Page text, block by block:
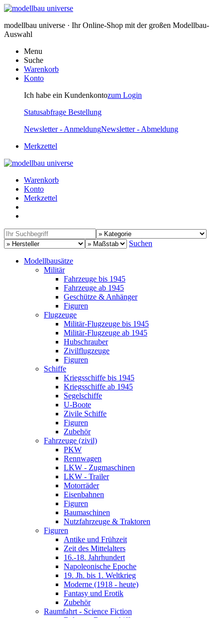
modellbau universe · Ihr Online-Shop mit der großen Modellbau-
Auswahl
Menu
Suche
Warenkorb
Konto
Ich habe ein Kundenkontozum Login
Statusabfrage Bestellung
Newsletter - AnmeldungNewsletter - Abmeldung
Merkzettel
Warenkorb
Konto
Merkzettel
Suchen
Modellbausätze
Militär
Fahrzeuge bis 1945
Fahrzeuge ab 1945
Geschütze & Anhänger
Figuren
Flugzeuge
Militär-Flugzeuge bis 1945
Militär-Flugzeuge ab 1945
Hubschrauber
Zivilflugzeuge
Figuren
Schiffe
Kriegsschiffe bis 1945
Kriegsschiffe ab 1945
Segelschiffe
U-Boote
Zivile Schiffe
Figuren
Zubehör
Fahrzeuge (zivil)
PKW
Rennwagen
LKW - Zugmaschinen
LKW - Trailer
Motorräder
Eisenbahnen
Figuren
Baumaschinen
Nutzfahrzeuge & Traktoren
Figuren
Antike und Frühzeit
Zeit des Mittelalters
16.-18. Jahrhundert
Napoleonische Epoche
19. Jh. bis 1. Weltkrieg
Moderne (1918 - heute)
Fantasy und Erotik
Zubehör
Raumfahrt - Science Fiction